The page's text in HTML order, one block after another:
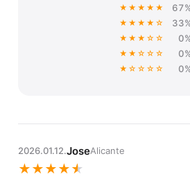
★★★★★
★★★★☆
★★★☆☆
★★☆☆☆
★☆☆☆☆
2026.01.12.JoseAlicante
★★★★★